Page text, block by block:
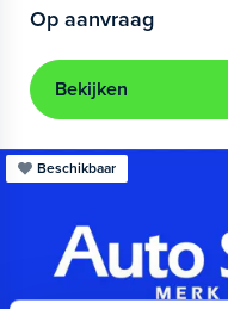
Op aanvraag
Bekijken
Beschikbaar